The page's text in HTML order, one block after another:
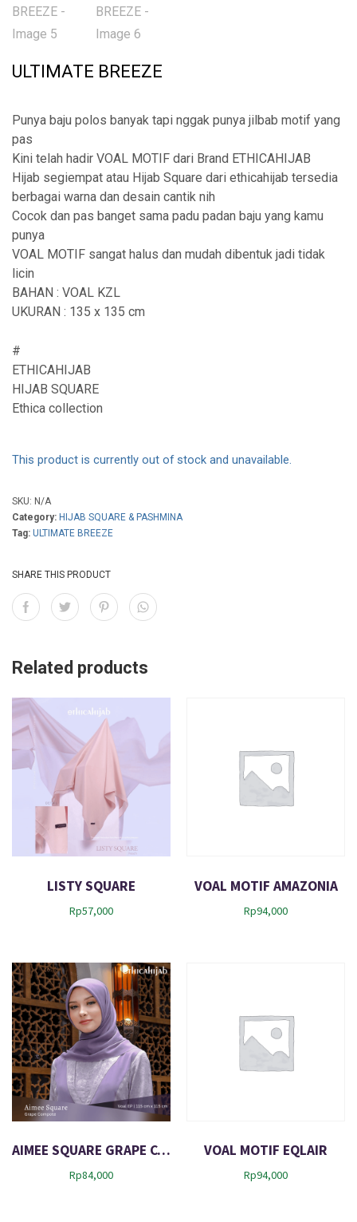
ULTIMATE BREEZE
Punya baju polos banyak tapi nggak punya jilbab motif yang
pas
Kini telah hadir VOAL MOTIF dari Brand ETHICAHIJAB
Hijab segiempat atau Hijab Square dari ethicahijab tersedia
berbagai warna dan desain cantik nih
Cocok dan pas banget sama padu padan baju yang kamu
punya
VOAL MOTIF sangat halus dan mudah dibentuk jadi tidak
licin
BAHAN : VOAL KZL
UKURAN : 135 x 135 cm
#
ETHICAHIJAB
HIJAB SQUARE
Ethica collection
This product is currently out of stock and unavailable.
SKU: N/A
Category: HIJAB SQUARE & PASHMINA
Tag: ULTIMATE BREEZE
SHARE THIS PRODUCT
Related products
LISTY SQUARE
Rp57,000
VOAL MOTIF AMAZONIA
Rp94,000
AIMEE SQUARE GRAPE COMPOTE
Rp84,000
VOAL MOTIF EQLAIR
Rp94,000